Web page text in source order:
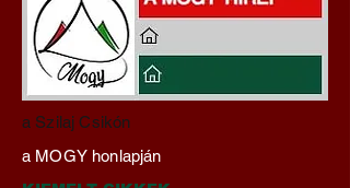
Darai Lajos:
Naplóbölcsességeim
(2025)
a Szilaj Csikón
a MOGY honlapján